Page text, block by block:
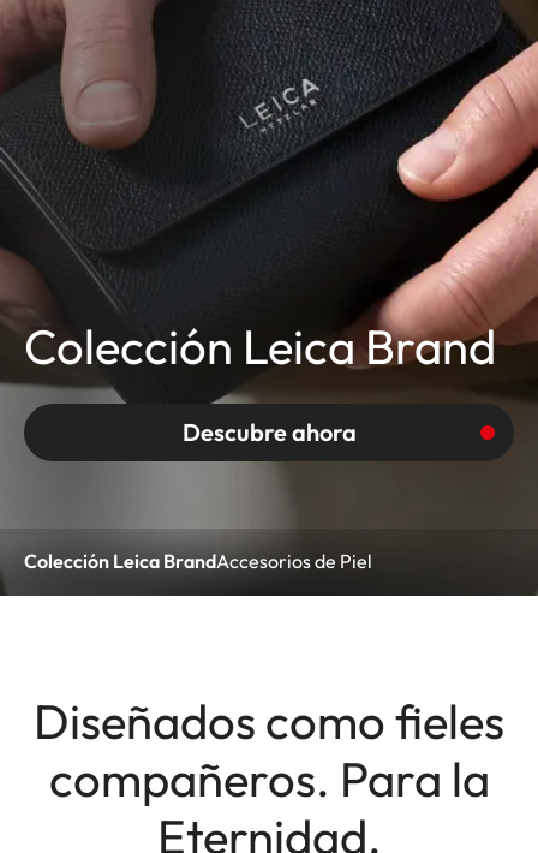
Colección Leica Brand
Descubre ahora
Colección Leica BrandAccesorios de Piel
Diseñados como fieles
compañeros. Para la
Eternidad.